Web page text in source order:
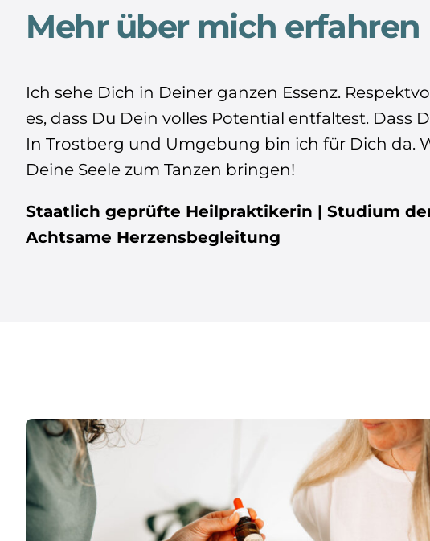
Mehr über mich erfahren
Ich sehe Dich in Deiner ganzen Essenz.
es, dass Du Dein volles Potential entfaltest. Dass
In Trostberg und Umgebung bin ich für Dich da.
Deine Seele zum Tanzen bringen!
Staatlich geprüfte Heilpraktikerin | Studium
Achtsame Herzensbegleitung